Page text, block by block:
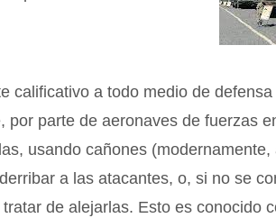
calificativo a todo medio de
por parte de aeronaves de fuerzas
usando cañones
a las atacantes, o, si no se
de alejarlas. Esto es conocido